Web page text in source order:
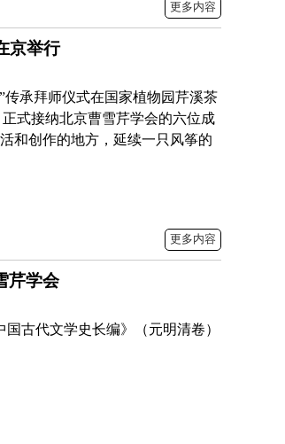
更多内容
京举行
传承拜师仪式在国家植物园芹溪茶
式接纳北京曹雪芹学会的六位成
和创作的地方，延续一只风筝的
更多内容
芹学会
古代文学史长编》（元明清卷）